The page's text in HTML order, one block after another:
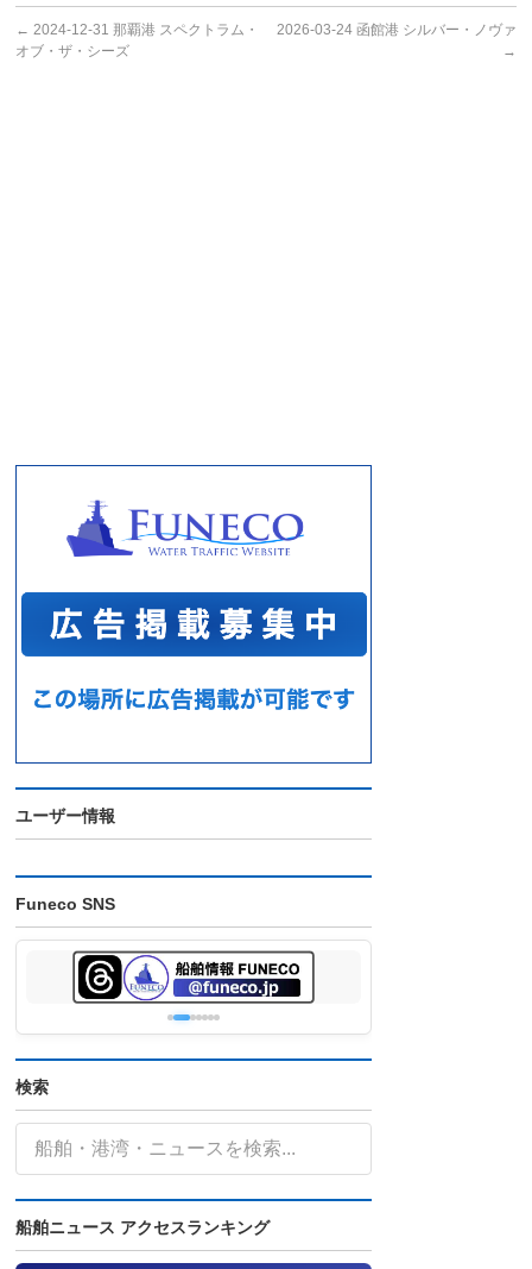
← 2024-12-31 那覇港 スペクトラム・
オブ・ザ・シーズ
2026-03-24 函館港 シルバー・ノヴァ
→
ユーザー情報
Funeco SNS
検索
船舶ニュース アクセスランキング